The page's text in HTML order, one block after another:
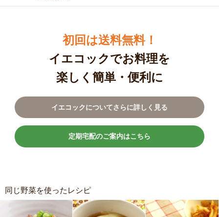
初回は送料無料！
イエコックでお料理を
楽しく簡単・便利に
イエコックについてさらに詳しく見る
定期宅配のご案内はこちら
同じ野菜を使ったレシピ